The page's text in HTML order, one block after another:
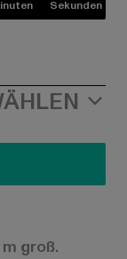
Sekunden
groß.